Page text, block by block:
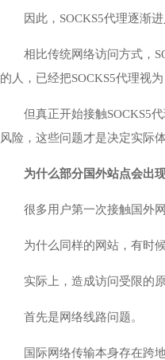
因此， SOCKS5代理逐渐
相比传统网络访问方式，
的人，已经把SOCKS5代理视
但真正开始接触SOCKS5
风险，这些问题才是决定实际
为什么部分国外站点会出
很多用户第一次接触国外
为什么同样的网站，有时
实际上，造成访问受限的
首先是网络线路问题。
国际网络传输本身存在跨